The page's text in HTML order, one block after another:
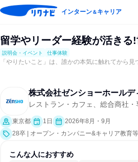
インターン＆キャリア
留学やリーダー経験が活きる
説明会・イベント 仕事体験
「やりたいこと」は、誰かの本気に触れてから見
株式会社ゼンショーホールデ
レストラン・カフェ、総合商社
東京都 1日
2026年8月・9月
28卒 | オープン・カンパニー&キャリア教育
こんな人におすすめ